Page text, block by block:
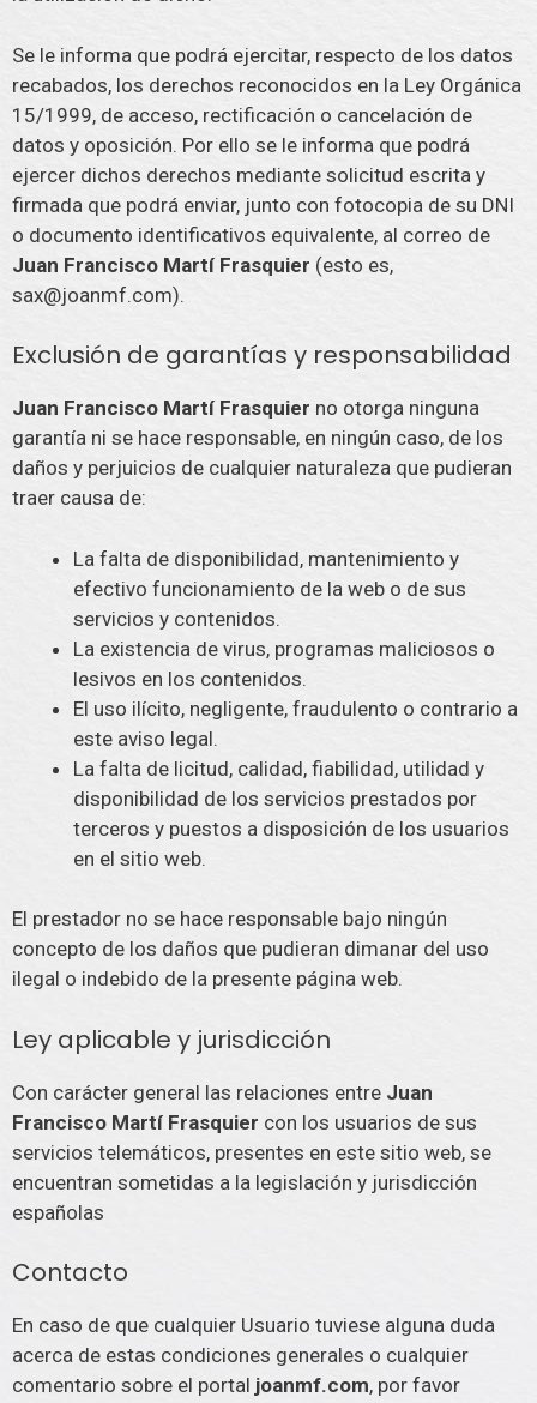
Se le informa que podrá ejercitar, respecto de los datos
recabados, los derechos reconocidos en la Ley Orgánica
15/1999, de acceso, rectificación o cancelación de
datos y oposición. Por ello se le informa que podrá
ejercer dichos derechos mediante solicitud escrita y
firmada que podrá enviar, junto con fotocopia de su DNI
o documento identificativos equivalente, al correo de
Juan Francisco Martí Frasquier (esto es,
sax@joanmf.com).
Exclusión de garantías y responsabilidad
Juan Francisco Martí Frasquier no otorga ninguna
garantía ni se hace responsable, en ningún caso, de los
daños y perjuicios de cualquier naturaleza que pudieran
traer causa de:
La falta de disponibilidad, mantenimiento y
efectivo funcionamiento de la web o de sus
servicios y contenidos.
La existencia de virus, programas maliciosos o
lesivos en los contenidos.
El uso ilícito, negligente, fraudulento o contrario a
este aviso legal.
La falta de licitud, calidad, fiabilidad, utilidad y
disponibilidad de los servicios prestados por
terceros y puestos a disposición de los usuarios
en el sitio web.
El prestador no se hace responsable bajo ningún
concepto de los daños que pudieran dimanar del uso
ilegal o indebido de la presente página web.
Ley aplicable y jurisdicción
Con carácter general las relaciones entre Juan
Francisco Martí Frasquier con los usuarios de sus
servicios telemáticos, presentes en este sitio web, se
encuentran sometidas a la legislación y jurisdicción
españolas
Contacto
En caso de que cualquier Usuario tuviese alguna duda
acerca de estas condiciones generales o cualquier
comentario sobre el portal joanmf.com, por favor